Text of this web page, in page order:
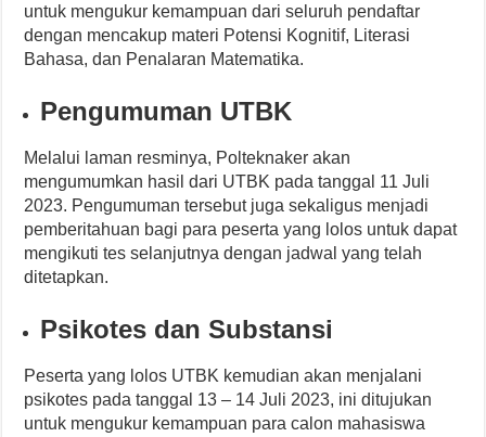
untuk mengukur kemampuan dari seluruh pendaftar
dengan mencakup materi Potensi Kognitif, Literasi
Bahasa, dan Penalaran Matematika.
Pengumuman UTBK
Melalui laman resminya, Polteknaker akan
mengumumkan hasil dari UTBK pada tanggal 11 Juli
2023. Pengumuman tersebut juga sekaligus menjadi
pemberitahuan bagi para peserta yang lolos untuk dapat
mengikuti tes selanjutnya dengan jadwal yang telah
ditetapkan.
Psikotes dan Substansi
Peserta yang lolos UTBK kemudian akan menjalani
psikotes pada tanggal 13 – 14 Juli 2023, ini ditujukan
untuk mengukur kemampuan para calon mahasiswa